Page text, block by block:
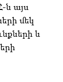
ն այս
մեկ
և